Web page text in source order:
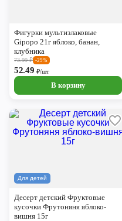
Ярославль
Фигурки мультизлаковые
Gipopo 21г яблоко, банан,
клубника
73.99₽ -29%
52.49₽/шт
В корзину
Для детей
Десерт детский Фруктовые
кусочки Фрутоняня яблоко-
вишня 15г